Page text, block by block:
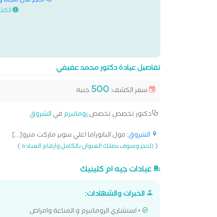
تفاصيل عيادة دكتور محمد عفيفي
سعر الكشف:500 جنيه
دكتور تخصص تخصصروماتيزمفيالشروق
الشروق: مول البانوراما اعلي سوبر ماركت مترو[...]
((احجز وسوف يصلك العنوان بالكامل وارقام العيادة)
عيادات جيه ام كلينيك
الخبرات والشهادات:
• استشاري الروماتيزم و المناعة وامراض